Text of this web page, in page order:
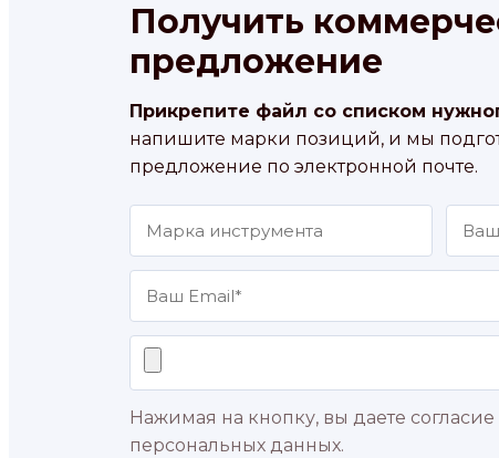
Получить
предложение
Прикрепите файл со списком
напишите марки позиций, и мы
предложение по электронной почте.
Нажимая на кнопку, вы даете согласие
персональных данных.